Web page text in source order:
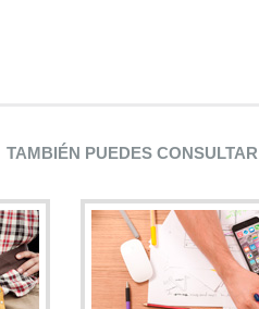
TAMBIÉN PUEDES CONSULTAR